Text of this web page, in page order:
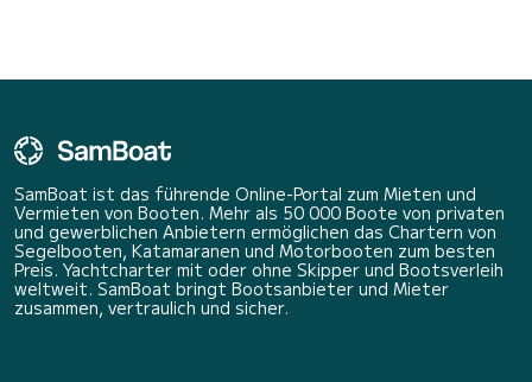
SamBoat ist das führende Online-Portal zum Mieten und
Vermieten von Booten. Mehr als 50 000 Boote von privaten
und gewerblichen Anbietern ermöglichen das Chartern von
Segelbooten, Katamaranen und Motorbooten zum besten
Preis. Yachtcharter mit oder ohne Skipper und Bootsverleih
weltweit. SamBoat bringt Bootsanbieter und Mieter
zusammen, vertraulich und sicher.